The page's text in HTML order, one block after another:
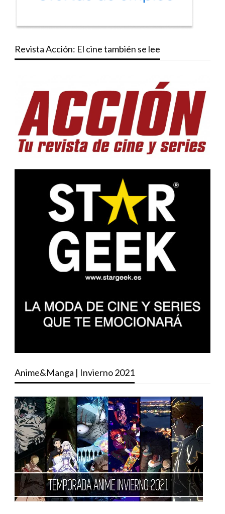
Revista Acción: El cine también se lee
Anime&Manga | Invierno 2021